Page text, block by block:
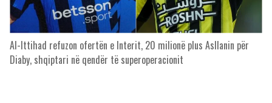
Al-Ittihad refuzon ofertën e Interit, 20 milionë plus Asllanin për
Diaby, shqiptari në qendër të superoperacionit